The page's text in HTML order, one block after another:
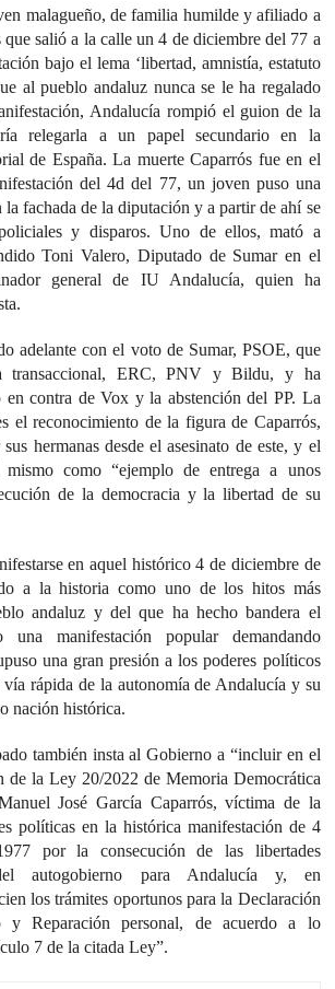
malagueño, de familia humilde y afiliado a
salió a la calle un 4 de diciembre del 77 a
bajo el lema ‘libertad, amnistía, estatuto
al pueblo andaluz nunca se le ha regalado
Andalucía rompió el guion de la
relegarla a un papel secundario en la
de España. La muerte Caparrós fue en el
del 4d del 77, un joven puso una
la fachada de la diputación y a partir de ahí se
y disparos. Uno de ellos, mató a
Toni Valero, Diputado de Sumar en el
general de IU Andalucía, quien ha
adelante con el voto de Sumar, PSOE, que
transaccional, ERC, PNV y Bildu, y ha
contra de Vox y la abstención del PP. La
el reconocimiento de la figura de Caparrós,
hermanas desde el asesinato de este, y el
mismo como “ejemplo de entrega a unos
de la democracia y la libertad de su
en aquel histórico 4 de diciembre de
a la historia como uno de los hitos más
andaluz y del que ha hecho bandera el
una manifestación popular demandando
una gran presión a los poderes políticos
rápida de la autonomía de Andalucía y su
nación histórica.
también insta al Gobierno a “incluir en el
de la Ley 20/2022 de Memoria Democrática
José García Caparrós, víctima de la
políticas en la histórica manifestación de 4
por la consecución de las libertades
autogobierno para Andalucía y, en
los trámites oportunos para la Declaración
y Reparación personal, de acuerdo a lo
7 de la citada Ley”.